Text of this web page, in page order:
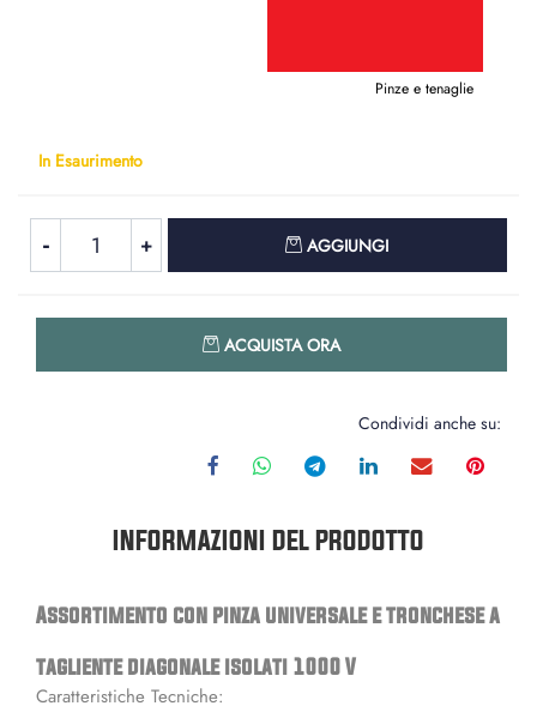
Pinze e tenaglie
In Esaurimento
AGGIUNGI
ACQUISTA ORA
Condividi anche su:
INFORMAZIONI DEL PRODOTTO
Assortimento con pinza universale e tronchese a
tagliente diagonale isolati 1000 V
Caratteristiche Tecniche: